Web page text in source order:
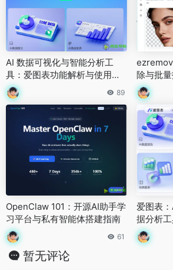
AI 数据可视化与智能分析工
具：爱图表功能解析与使用指
南
89
除与批
OpenClaw 101：开源AI助手学
习平台与私有智能体搭建指南
61
爱图表
据分析
暂无评论